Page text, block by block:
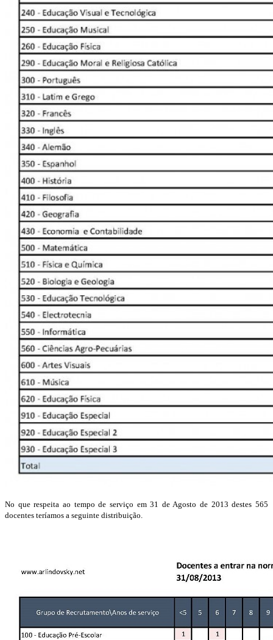
No que respeita ao tempo de serviço em 31 de Agosto de 2013 destes 565
docentes teríamos a seguinte distribuição.